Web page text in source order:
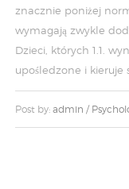
znacznie poniżej
wymagają zwykle
Dzieci, których 1.1.
upośledzone i kieruje
Post by: admin /